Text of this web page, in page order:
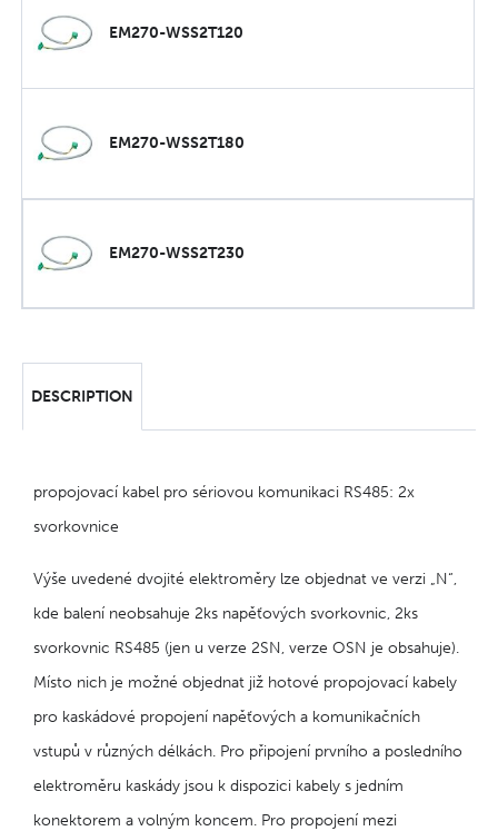
EM270-WSS2T120
EM270-WSS2T180
EM270-WSS2T230
DESCRIPTION
propojovací kabel pro sériovou komunikaci RS485: 2x
svorkovnice
Výše uvedené dvojité elektroměry lze objednat ve verzi „N“,
kde balení neobsahuje 2ks napěťových svorkovnic, 2ks
svorkovnic RS485 (jen u verze 2SN, verze OSN je obsahuje).
Místo nich je možné objednat již hotové propojovací kabely
pro kaskádové propojení napěťových a komunikačních
vstupů v různých délkách. Pro připojení prvního a posledního
elektroměru kaskády jsou k dispozici kabely s jedním
konektorem a volným koncem. Pro propojení mezi